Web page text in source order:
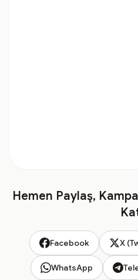
Hemen Paylaş,
Facebook X
WhatsApp